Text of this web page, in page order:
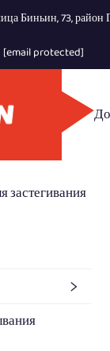
Биньин, 73,
[email protected]
застегивания